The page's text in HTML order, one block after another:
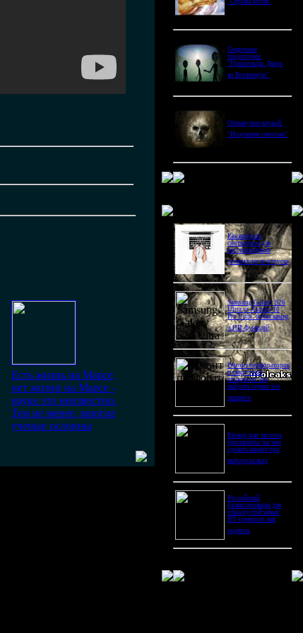
Есть жизнь на Марсе,
нет жизни на Марсе -
науке это неизвестно.
Тем не менее, многие
ученые склонны
"Стрелы богов"
Секретные
территории.
"Пришельцы. Дверь
во Вселенную"
Обманутые наукой.
"Исцеление смертью"
Как выбрать
снотворное для
восстановления
режима после отпуска
Samsung Galaxy S26
Ultra vs Xiaomi 16
Pro Ultra: битва камер
и ИИ-функций
Ремонт перфораторов
и сварочных
аппаратов: как
выбрать сервис без
лишнего
Размер или чистота
бриллианта: на чем
сделать акцент при
выборе кольца
Российский
балансировщик для
отказоустойчивых
ИТ-сервисов: как
оценить